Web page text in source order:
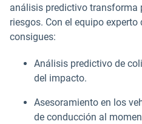
análisis predictivo transforma
riesgos. Con el equipo experto
consigues:
Análisis predictivo de
del impacto.
Asesoramiento en los
de conducción al